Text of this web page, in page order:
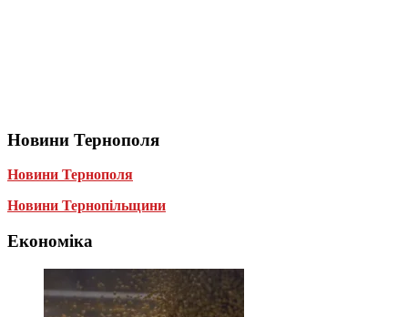
Новини Тернополя
Новини Тернополя
Новини Тернопільщини
Економіка